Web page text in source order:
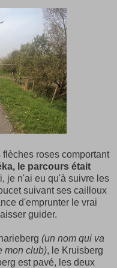
roses comportant
le parcours était
je n'ai eu qu'à suivre les
suivant ses cailloux
d'emprunter le vrai
guider.
(un nom qui va
mon club), le Kruisberg
est pavé, les deux